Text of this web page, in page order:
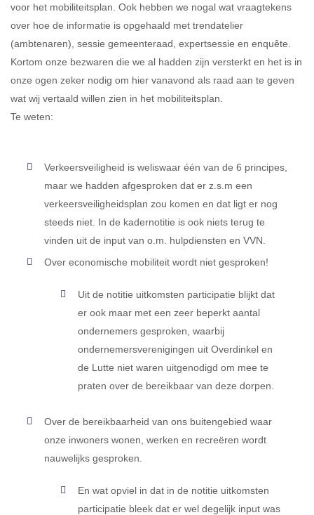
voor het mobiliteitsplan. Ook hebben we nogal wat vraagtekens
over hoe de informatie is opgehaald met trendatelier
(ambtenaren), sessie gemeenteraad, expertsessie en enquête.
Kortom onze bezwaren die we al hadden zijn versterkt en het is in
onze ogen zeker nodig om hier vanavond als raad aan te geven
wat wij vertaald willen zien in het mobiliteitsplan.
Te weten:
Verkeersveiligheid is weliswaar één van de 6 principes,
maar we hadden afgesproken dat er z.s.m een
verkeersveiligheidsplan zou komen en dat ligt er nog
steeds niet. In de kadernotitie is ook niets terug te
vinden uit de input van o.m. hulpdiensten en VVN.
Over economische mobiliteit wordt niet gesproken!
Uit de notitie uitkomsten participatie blijkt dat
er ook maar met een zeer beperkt aantal
ondernemers gesproken, waarbij
ondernemersverenigingen uit Overdinkel en
de Lutte niet waren uitgenodigd om mee te
praten over de bereikbaar van deze dorpen.
Over de bereikbaarheid van ons buitengebied waar
onze inwoners wonen, werken en recreëren wordt
nauwelijks gesproken.
En wat opviel in dat in de notitie uitkomsten
participatie bleek dat er wel degelijk input was